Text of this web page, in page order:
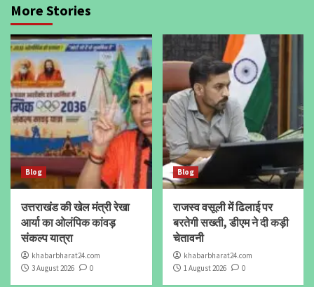
More Stories
Blog
उत्तराखंड की खेल मंत्री रेखा
आर्या का ओलंपिक कांवड़
संकल्प यात्रा
khabarbharat24.com
3 August 2026
0
Blog
राजस्व वसूली में ढिलाई पर
बरतेगी सख्ती, डीएम ने दी कड़ी
चेतावनी
khabarbharat24.com
1 August 2026
0